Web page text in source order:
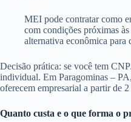
MEI pode contratar como
com condições próximas
alternativa econômica para
Decisão prática: se você tem
individual. Em Paragominas –
oferecem empresarial a partir de
Quanto custa e o que forma o